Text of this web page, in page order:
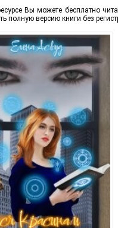
Вы можете бесплатно
полную версию книги без